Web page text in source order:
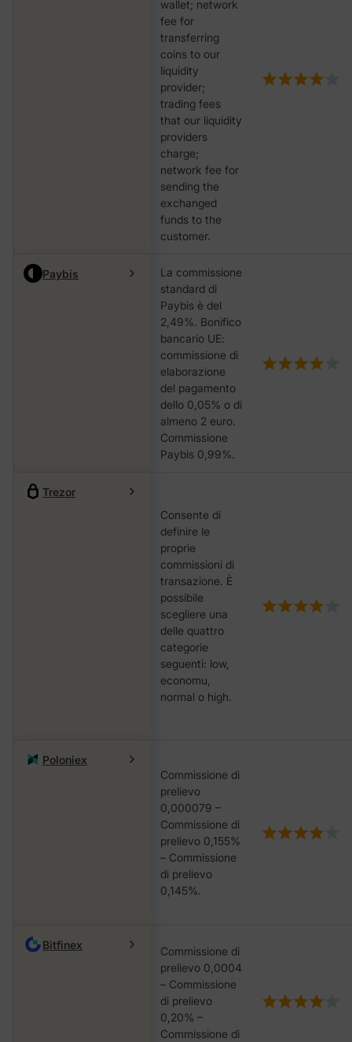
wallet; network
fee for
transferring
coins to our
liquidity
provider;
trading fees
that our liquidity
providers
charge;
network fee for
sending the
exchanged
funds to the
customer.
Paybis
La commissione
standard di
Paybis è del
2,49%. Bonifico
bancario UE:
commissione di
elaborazione
del pagamento
dello 0,05% o di
almeno 2 euro.
Commissione
Paybis 0,99%.
Trezor
Consente di
definire le
proprie
commissioni di
transazione. È
possibile
scegliere una
delle quattro
categorie
seguenti: low,
economu,
nоrmаl o hіgh.
Poloniex
Commissione di
prelievo
0,000079 –
Commissione di
prelievo 0,155%
– Commissione
di prelievo
0,145%.
Bitfinex
Commissione di
prelievo 0,0004
– Commissione
di prelievo
0,20% –
Commissione di